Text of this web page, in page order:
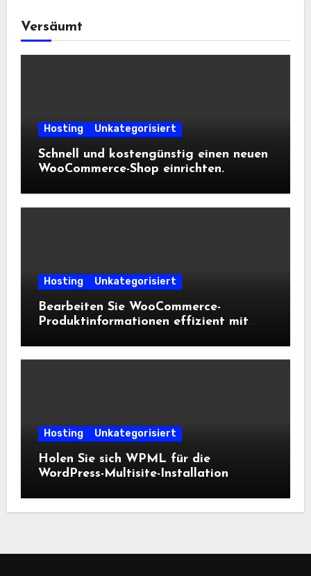
Versäumt
Hosting Unkategorisiert
Schnell und kostengünstig einen neuen
WooCommerce-Shop einrichten.
Hosting Unkategorisiert
Bearbeiten Sie WooCommerce-
Produktinformationen effizient mit
Hosting Unkategorisiert
Holen Sie sich WPML für die
WordPress-Multisite-Installation